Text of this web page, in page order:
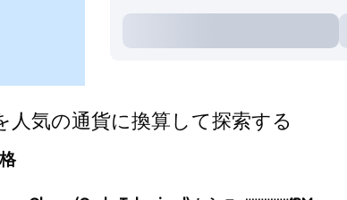
の通貨に換算して探索する